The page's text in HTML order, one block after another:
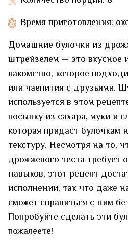
Время приготовления:
Домашние булочки из
штрейзелем — это вкусное
лакомство, которое
или чаепития с друзьями.
используется в этом
посыпку из сахара, муки и
которая придаст булочкам
текстуру. Несмотря на то,
дрожжевого теста требует
навыков, этот рецепт
исполнении, так что даже
сможет справиться с ним
Попробуйте сделать эти
пожалеете!